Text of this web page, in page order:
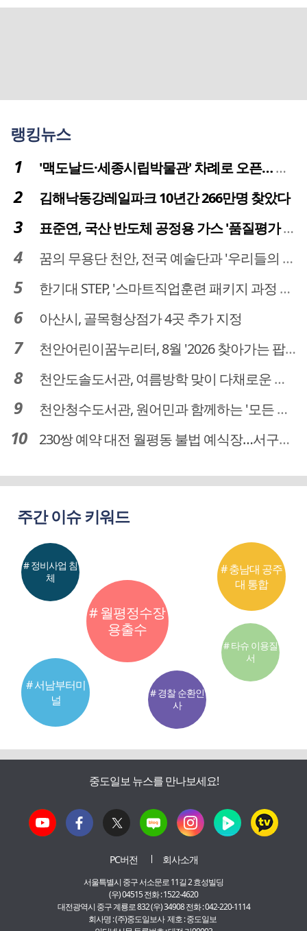
랭킹뉴스
'맥도날드·세종시립박물관' 차례로 오픈… 고운동 정주여건 좋아진다
김해낙동강레일파크 10년간 266만명 찾았다
표준연, 국산 반도체 공정용 가스 '품질평가 체계' 구축
꿈의 무용단 천안, 전국 예술단과 '우리들의 하모니' 선보여
한기대 STEP, '스마트직업훈련 패키지 과정 3기' 모집
아산시, 골목형상점가 4곳 추가 지정
천안어린이꿈누리터, 8월 '2026 찾아가는 팝업놀이터' 운영
천안도솔도서관, 여름방학 맞이 다채로운 독서문화 프로그램 운영
천안청수도서관, 원어민과 함께하는 '모든 영어 모든 독서' 운영
230쌍 예약 대전 월평동 불법 예식장…서구의회 예비부부 피해 대책 촉구
주간 이슈 키워드
# 월평정수장
용출수
# 서남부터미
널
# 충남대 공주
대 통합
# 정비사업 침
체
# 경찰 순환인
사
# 타슈 이용질
서
중도일보 뉴스를 만나보세요!
PC버전 회사소개
서울특별시 중구 서소문로 11길 2 효성빌딩
(우) 04515 전화 : 1522-4620
대전광역시 중구 계룡로 832 (우) 34908 전화 : 042-220-1114
회사명 : (주)중도일보사 제호 : 중도일보